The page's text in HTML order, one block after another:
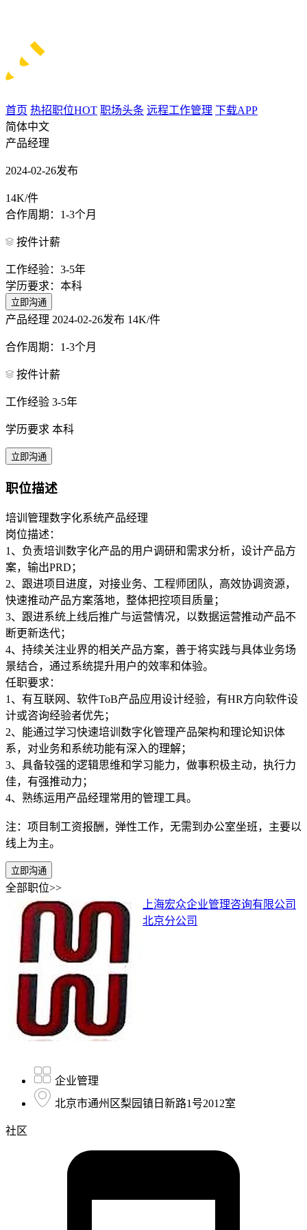
首页 热招职位HOT 职场头条 远程工作管理 下载APP
简体中文
产品经理
2024-02-26发布
14K/件
合作周期：1-3个月
按件计薪
工作经验：3-5年
学历要求：本科
立即沟通
产品经理 2024-02-26发布 14K/件
合作周期：1-3个月
按件计薪
工作经验 3-5年
学历要求 本科
立即沟通
职位描述
培训管理数字化系统产品经理
岗位描述：
1、负责培训数字化产品的用户调研和需求分析，设计产品方
案，输出PRD；
2、跟进项目进度，对接业务、工程师团队，高效协调资源，
快速推动产品方案落地，整体把控项目质量；
3、跟进系统上线后推广与运营情况，以数据运营推动产品不
断更新迭代；
4、持续关注业界的相关产品方案，善于将实践与具体业务场
景结合，通过系统提升用户的效率和体验。
任职要求：
1、有互联网、软件ToB产品应用设计经验，有HR方向软件设
计或咨询经验者优先；
2、能通过学习快速培训数字化管理产品架构和理论知识体
系，对业务和系统功能有深入的理解；
3、具备较强的逻辑思维和学习能力，做事积极主动，执行力
佳，有强推动力；
4、熟练运用产品经理常用的管理工具。
注：项目制工资报酬，弹性工作，无需到办公室坐班，主要以
线上为主。
立即沟通
全部职位>>
上海宏众企业管理咨询有限公司
北京分公司
企业管理
北京市通州区梨园镇日新路1号2012室
社区